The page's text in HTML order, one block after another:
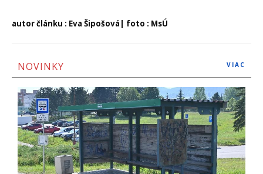
autor článku : Eva Šipošová| foto : MsÚ
NOVINKY VIAC